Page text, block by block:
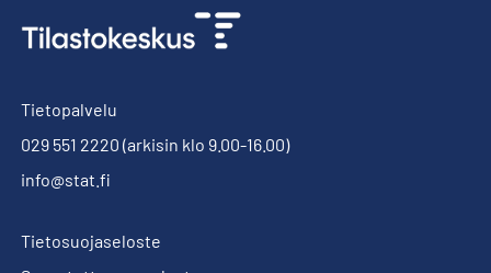
Tietopalvelu
029 551 2220 (arkisin klo 9.00-16.00)
info@stat.fi
Tietosuojaseloste